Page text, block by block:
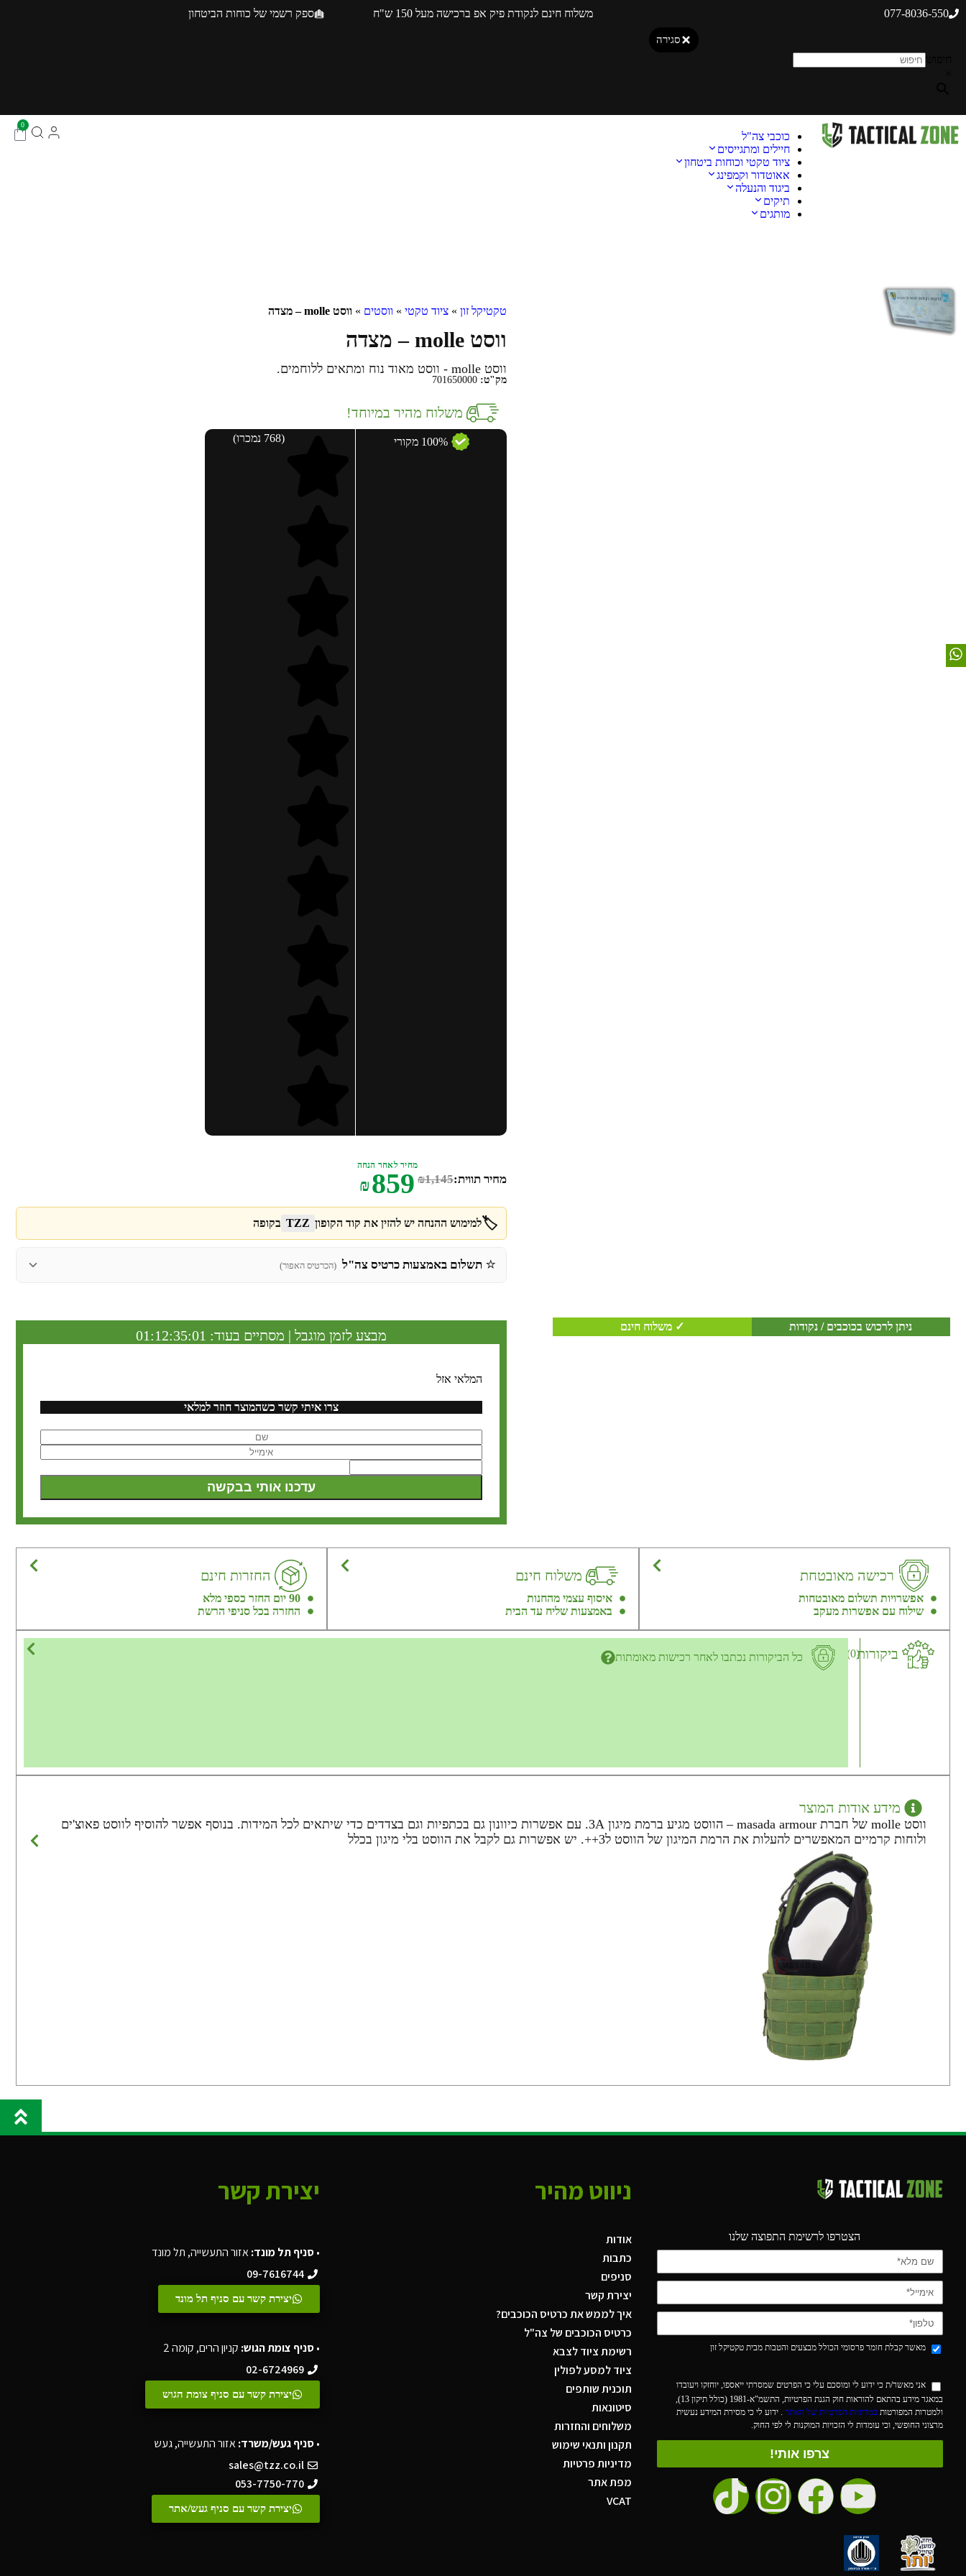
077-8036-550 משלוח חינם לנקודת פיק אפ ברכישה מעל 150 ש"ח ספק רשמי של כוחות הביטחון
סגירה
כוכבי צה"ל
חיילים ומתגייסים
ציוד טקטי וכוחות ביטחון
אאוטדור וקמפינג
ביגוד והנעלה
תיקים
מותגים
0
ניתן לרכוש בכוכבים / נקודות ✓ משלוח חינם
טקטיקל זון » ציוד טקטי » ווסטים » ווסט molle – מצדה
ווסט molle – מצדה
ווסט molle - ווסט מאוד נוח ומתאים ללוחמים.
מק"ט:
משלוח מהיר במיוחד!
100% מקורי (768 נמכרו)
מחיר תווית: ₪1,145
מחיר לאחר הנחה
₪859
🏷️למימוש ההנחה יש להזין את קוד הקופון TZZ בקופה
⭐ תשלום באמצעות כרטיס צה"ל (הכרטיס האפור)
מבצע לזמן מוגבל | מסתיים בעוד: 01:12:35:00
המלאי אזל
צרו איתי קשר כשהמוצר חוזר למלאי
רכישה מאובטחת
אפשרויות תשלום מאובטחות
שילוח עם אפשרות מעקב
משלוח חינם
איסוף עצמי מהחנות
באמצעות שליח עד הבית
החזרות חינם
90 יום החזר כספי מלא
החזרה בכל סניפי הרשת
ביקורות(0) כל הביקורות נכתבו לאחר רכישות מאומתות
מידע אודות המוצר
ווסט molle של חברת masada armour – הווסט מגיע ברמת מיגון 3A. עם אפשרות כיוונון גם בכתפיות וגם בצדדים כדי שיתאים לכל המידות. בנוסף אפשר להוסיף לווסט פאוצ'ים
ולוחות קרמיים המאפשרים להעלות את הרמת המיגון של הווסט ל3++. יש אפשרות גם לקבל את הווסט בלי מיגון בכלל
הצטרפו לרשימת התפוצה שלנו
מאשר קבלת חומר פרסומי הכולל מבצעים והטבות מבית טקטיקל זון
אני מאשר/ת כי ידוע לי ומוסכם עלי כי הפרטים שמסרתי ייאספו, יוחזקו ויעובדו
במאגר מידע בהתאם להוראות חוק הגנת הפרטיות, התשמ"א-1981 (כולל תיקון 13),
ולמטרות המפורטות במדיניות הפרטיות של האתר . ידוע לי כי מסירת המידע נעשית
מרצוני החופשי, וכי עומדות לי הזכויות המוקנות לי לפי החוק.
צרפו אותי!
ניווט מהיר
אודות
כתבות
סניפים
יצירת קשר
איך לממש את כרטיס הכוכבים?
כרטיס הכוכבים של צה"ל
רשימת ציוד לצבא
ציוד למסע לפולין
תוכנית שותפים
סיטונאות
משלוחים והחזרות
תקנון ותנאי שימוש
מדיניות פרטיות
מפת אתר
VCAT
יצירת קשר
•סניף תל מונד:אזור התעשייה, תל מונד
09-7616744
יצירת קשר עם סניף תל מונד
•סניף צומת הגוש: קניון הרים, קומה 2
02-6724969
יצירת קשר עם סניף צומת הגוש
•סניף געש/משרד:אזור התעשייה, געש
sales@tzz.co.il
053-7750-770
יצירת קשר עם סניף געש/אתר